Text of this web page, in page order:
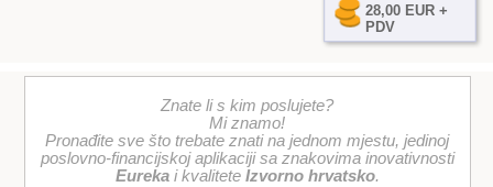
28,00 EUR +
PDV
Znate li s kim poslujete?
Mi znamo!
Pronađite sve što trebate znati na jednom mjestu, jedinoj
poslovno-financijskoj aplikaciji sa znakovima inovativnosti
Eurekai kvalitete Izvorno hrvatsko.